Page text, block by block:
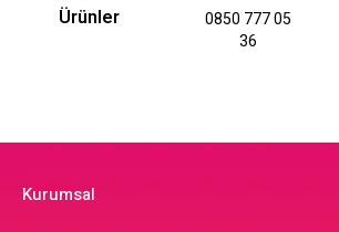
Ürünler
0850 777 05
36
Kurumsal